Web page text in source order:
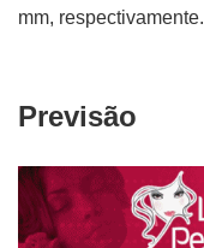
mm, respectivamente.
Previsão